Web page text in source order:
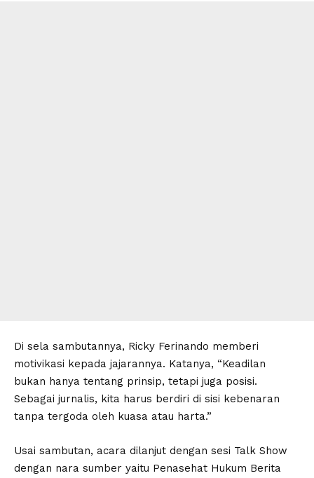
Di sela sambutannya, Ricky Ferinando memberi
motivikasi kepada jajarannya. Katanya, “Keadilan
bukan hanya tentang prinsip, tetapi juga posisi.
Sebagai jurnalis, kita harus berdiri di sisi kebenaran
tanpa tergoda oleh kuasa atau harta.”
Usai sambutan, acara dilanjut dengan sesi Talk Show
dengan nara sumber yaitu Penasehat Hukum Berita